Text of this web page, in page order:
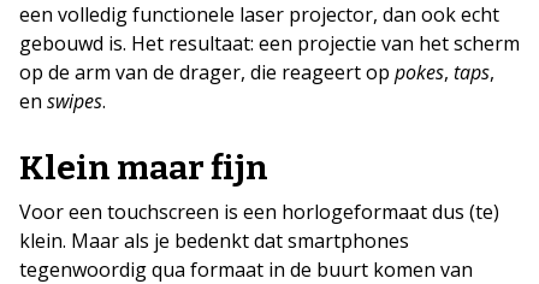
een volledig functionele laser projector, dan ook echt
gebouwd is. Het resultaat: een projectie van het scherm
op de arm van de drager, die reageert op pokes, taps,
en swipes.
Klein maar fijn
Voor een touchscreen is een horlogeformaat dus (te)
klein. Maar als je bedenkt dat smartphones
tegenwoordig qua formaat in de buurt komen van